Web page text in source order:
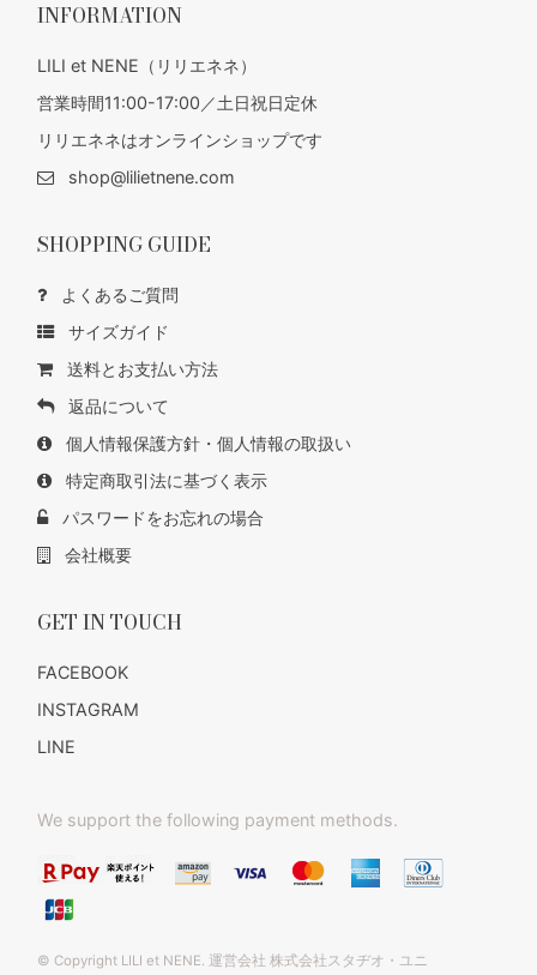
INFORMATION
LILI et NENE（リリエネネ）
営業時間11:00-17:00／土日祝日定休
リリエネネはオンラインショップです
shop@lilietnene.com
SHOPPING GUIDE
よくあるご質問
サイズガイド
送料とお支払い方法
返品について
個人情報保護方針・個人情報の取扱い
特定商取引法に基づく表示
パスワードをお忘れの場合
会社概要
GET IN TOUCH
FACEBOOK
INSTAGRAM
LINE
We support the following payment methods.
© Copyright LILI et NENE. 運営会社 株式会社スタヂオ・ユニ